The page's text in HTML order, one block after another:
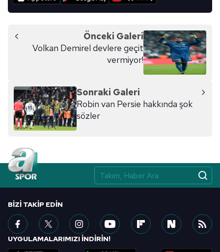
Önceki Galeri
Volkan Demirel devlere geçit
vermiyor!
Sonraki Galeri
Robin van Persie hakkında şok
sözler
BIZI TAKIP EDIN
UYGULAMALARIMIZI İNDİRİN!